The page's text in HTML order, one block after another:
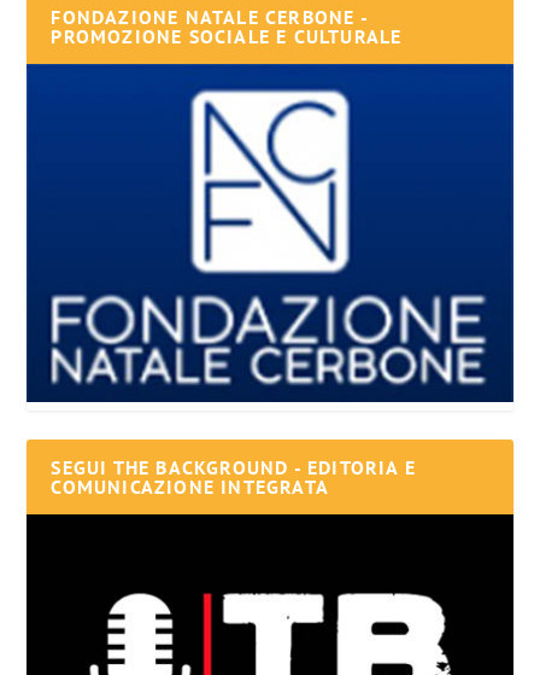
FONDAZIONE NATALE CERBONE -
PROMOZIONE SOCIALE E CULTURALE
SEGUI THE BACKGROUND - EDITORIA E
COMUNICAZIONE INTEGRATA